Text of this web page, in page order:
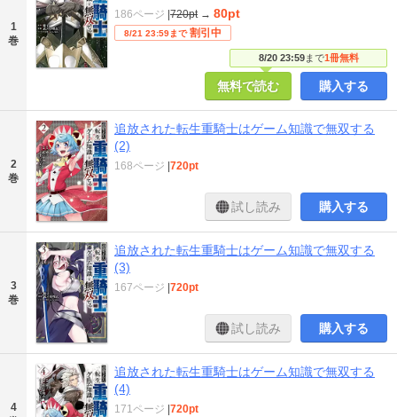
1
巻
8/20 23:59まで1冊無料
186ページ |720pt → 80pt
8/21 23:59まで 割引中
無料で読む 購入する
2
巻
追放された転生重騎士はゲーム知識で無双する
(2)
168ページ |720pt
試し読み 購入する
3
巻
追放された転生重騎士はゲーム知識で無双する
(3)
167ページ |720pt
試し読み 購入する
4
追放された転生重騎士はゲーム知識で無双する
(4)
171ページ |720pt